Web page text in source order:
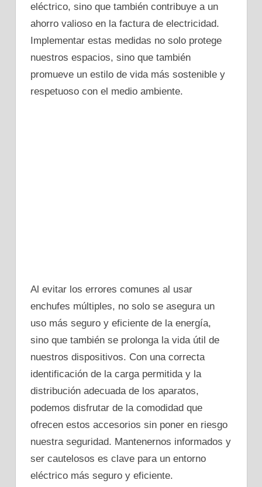
eléctrico, sino que también contribuye a un
ahorro valioso en la factura de electricidad.
Implementar estas medidas no solo protege
nuestros espacios, sino que también
promueve un estilo de vida más sostenible y
respetuoso con el medio ambiente.
Al evitar los errores comunes al usar
enchufes múltiples, no solo se asegura un
uso más seguro y eficiente de la energía,
sino que también se prolonga la vida útil de
nuestros dispositivos. Con una correcta
identificación de la carga permitida y la
distribución adecuada de los aparatos,
podemos disfrutar de la comodidad que
ofrecen estos accesorios sin poner en riesgo
nuestra seguridad. Mantenernos informados y
ser cautelosos es clave para un entorno
eléctrico más seguro y eficiente.